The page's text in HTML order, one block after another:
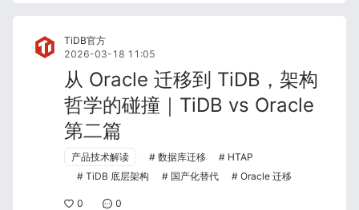
TiDB官方
2026-03-18 11:05
从 Oracle 迁移到 TiDB，架构
哲学的碰撞｜TiDB vs Oracle
第二篇
产品技术解读 数据库迁移
HTAP
TiDB 底层架构
国产化替代 Oracle 迁移
0 0